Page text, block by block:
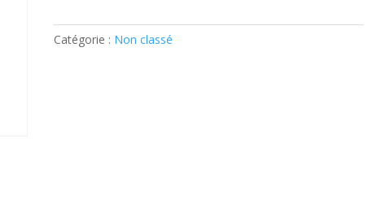
ENFANT
Catégorie : Non classé